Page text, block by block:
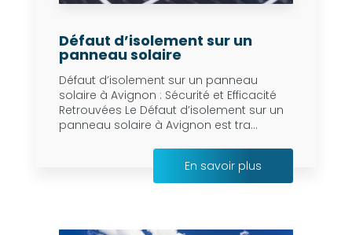
Défaut d’isolement sur un
panneau solaire
Défaut d’isolement sur un panneau
solaire à Avignon : Sécurité et Efficacité
Retrouvées Le Défaut d’isolement sur un
panneau solaire à Avignon est tra...
En savoir plus